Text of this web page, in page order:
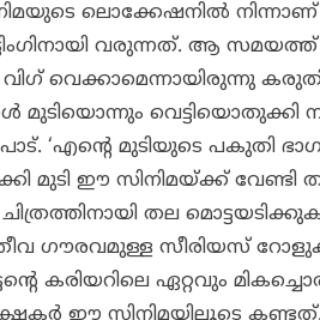
ലൊക്കേഷനിൽ
വരുന്നത്. ആ
വെക്കാമെന്നായിരുന്നു
മുടിയൊന്നും വെട്ടിയൊതുക്കി
‘എന്റെ മുടിയുടെ പകുതി
മുടി ഈ സിനിമയ്ക്ക്
തല
ഗൗരവമുള്ള സീരിയസ്
കരിയറിലെ ഏറ്റവും